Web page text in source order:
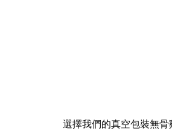
選擇我們的真空包裝無